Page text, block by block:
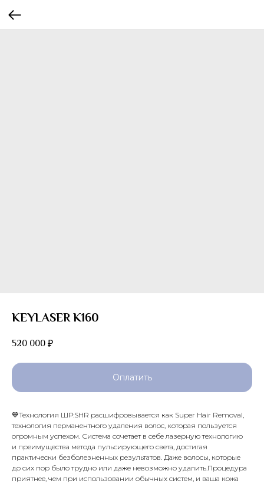
KEYLASER K160
520 000₽
Оплатить
💙Технология ШР:SHR расшифровывается как Super Hair Removal,
технология перманентного удаления волос, которая пользуется
огромным успехом. Система сочетает в себе лазерную технологию
и преимущества метода пульсирующего света, достигая
практически безболезненных результатов. Даже волосы, которые
до сих пор было трудно или даже невозможно удалить.Процедура
приятнее, чем при использовании обычных систем, и ваша кожа